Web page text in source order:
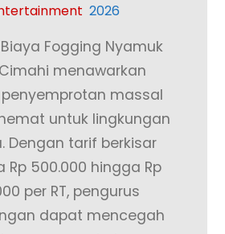
2026
Fogging Nyamuk
Cimahi menawarkan
massal
untuk lingkungan
Dengan tarif berkisar
Rp 500.000 hingga Rp
per RT, pengurus
dapat mencegah